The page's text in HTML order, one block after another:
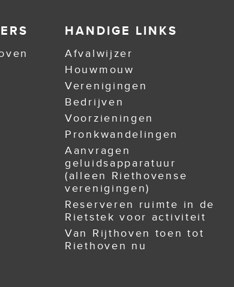
HANDIGE LINKS
Afvalwijzer
Houwmouw
Verenigingen
Bedrijven
Voorzieningen
Pronkwandelingen
Aanvragen
geluidsapparatuur
(alleen Riethovense
verenigingen)
Reserveren ruimte in de
Rietstek voor activiteit
Van Rijthoven toen tot
Riethoven nu